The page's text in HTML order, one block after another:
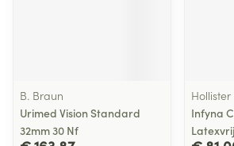
B. Braun
Urimed Vision Standard
32mm 30 Nf
Hollister
Infyna